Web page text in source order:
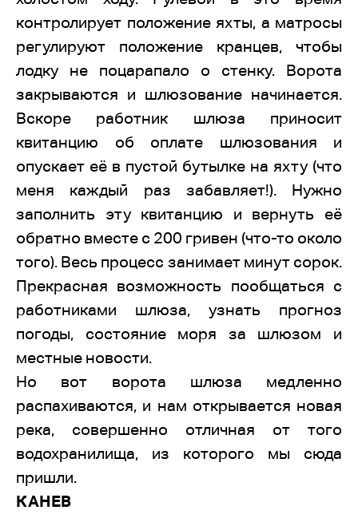
контролирует положение яхты, а матросы
регулируют положение кранцев, чтобы
лодку не поцарапало о стенку. Ворота
закрываются и шлюзование начинается.
Вскоре работник шлюза приносит
квитанцию об оплате шлюзования и
опускает её в пустой бутылке на яхту (что
меня каждый раз забавляет!). Нужно
заполнить эту квитанцию и вернуть её
обратно вместе с 200 гривен (что-то около
того). Весь процесс занимает минут сорок.
Прекрасная возможность пообщаться с
работниками шлюза, узнать прогноз
погоды, состояние моря за шлюзом и
местные новости.
Но вот ворота шлюза медленно
распахиваются, и нам открывается новая
река, совершенно отличная от того
водохранилища, из которого мы сюда
пришли.
КАНЕВ